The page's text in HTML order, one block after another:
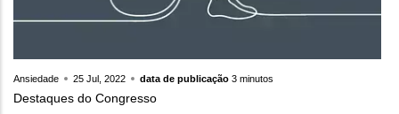
Ansiedade 25 Jul, 2022 data de publicação 3 minutos
Destaques do Congresso